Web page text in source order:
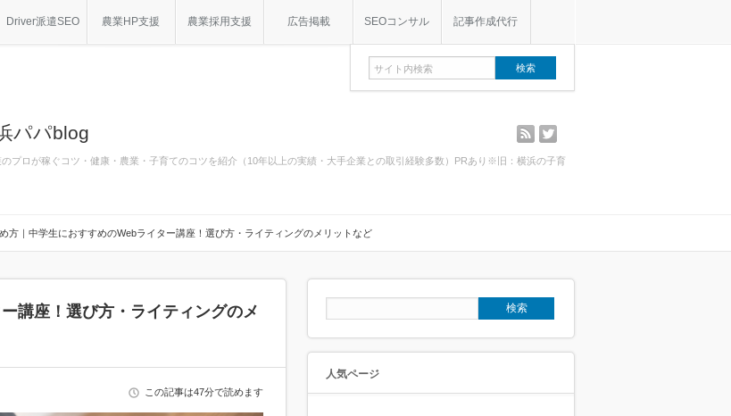
Driver派遣SEO 農業HP支援 農業採用支援 広告掲載 SEOコンサル 記事作成代行
パパblog
プロが稼ぐコツ・健康・農業・子育てのコツを紹介（10年以上の実績・大手企業との取引経験多数）PRあり※旧：横浜の子育
rss
方｜中学生におすすめのWebライター講座！選び方・ライティングのメリットなど
講座！選び方・ライティングのメ
この記事は47分で読めます
人気ページ